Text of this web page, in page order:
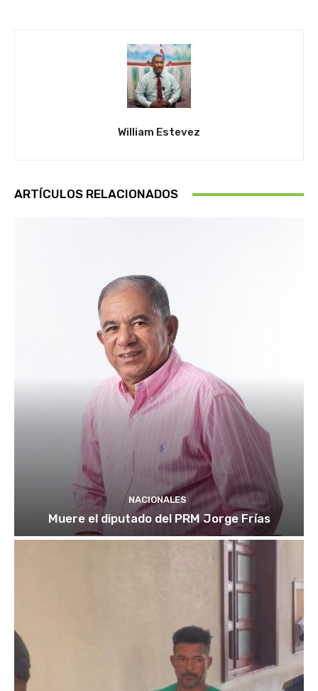
William Estevez
ARTÍCULOS RELACIONADOS
NACIONALES
Muere el diputado del PRM Jorge Frías